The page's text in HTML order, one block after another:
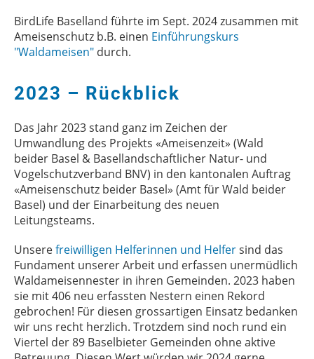
BirdLife Baselland führte im Sept. 2024 zusammen mit
Ameisenschutz b.B. einen Einführungskurs
"Waldameisen" durch.
2023 – Rückblick
Das Jahr 2023 stand ganz im Zeichen der
Umwandlung des Projekts «Ameisenzeit» (Wald
beider Basel & Basellandschaftlicher Natur- und
Vogelschutzverband BNV) in den kantonalen Auftrag
«Ameisenschutz beider Basel» (Amt für Wald beider
Basel) und der Einarbeitung des neuen
Leitungsteams.
Unserefreiwilligen Helferinnen und Helfersind das
Fundament unserer Arbeit und erfassen unermüdlich
Waldameisennester in ihren Gemeinden. 2023 haben
sie mit 406 neu erfassten Nestern einen Rekord
gebrochen! Für diesen grossartigen Einsatz bedanken
wir uns recht herzlich. Trotzdem sind noch rund ein
Viertel der 89 Baselbieter Gemeinden ohne aktive